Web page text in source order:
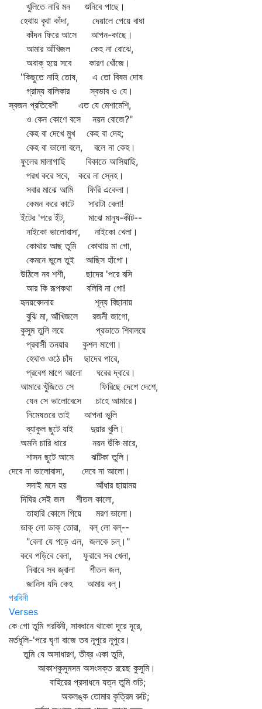
খুলিতে নারি মন শুনিবে পাছে।
হেথায় বৃথা কাঁদা, দেয়ালে পেয়ে বাধা
কাঁদন ফিরে আসে আপন-কাছে।
আমার আঁখিজল কেহ না বোঝে,
অবাক্‌ হয়ে সবে কারণ খোঁজে।
"কিছুতে নাহি তোষ, এ তো বিষম দোষ
গ্রাম্য বালিকার স্বভাব ও যে।
স্বজন প্রতিবেশী এত যে মেশামেশি,
ও কেন কোণে বসে নয়ন বোজে?"
কেহ বা দেখে মুখ কেহ বা দেহ;
কেহ বা ভালো বলে, বলে না কেহ।
ফুলের মালাগাছি বিকাতে আসিয়াছি,
পরখ করে সবে, করে না স্নেহ।
সবার মাঝে আমি ফিরি একেলা।
কেমন করে কাটে সারাটা বেলা!
ইঁটের 'পরে ইঁট, মাঝে মানুষ-কীট--
নাইকো ভালোবাসা, নাইকো খেলা।
কোথায় আছ তুমি কোথায় মা গো,
কেমনে ভুলে তুই আছিস হাঁগো।
উঠিলে নব শশী, ছাদের 'পরে বসি
আর কি রূপকথা বলিবি না গো!
হৃদয়বেদনায় শূন্য বিছানায়
বুঝি মা, আঁখিজলে রজনী জাগো,
কুসুম তুলি লয়ে প্রভাতে শিবালয়ে
প্রবাসী তনয়ার কুশল মাগো।
হেথাও ওঠে চাঁদ ছাদের পারে,
প্রবেশ মাগে আলো ঘরের দ্বারে।
আমারে খুঁজিতে সে ফিরিছে দেশে দেশে,
যেন সে ভালোবেসে চাহে আমারে।
নিমেষতরে তাই আপনা ভুলি
ব্যাকুল ছুটে যাই দুয়ার খুলি।
অমনি চারি ধারে নয়ন উঁকি মারে,
শাসন ছুটে আসে ঝটিকা তুলি।
দেবে না ভালোবাসা, দেবে না আলো।
সদাই মনে হয় আঁধার ছায়াময়
দিঘির সেই জল শীতল কালো,
তাহারি কোলে গিয়ে মরণ ভালো।
ডাক্‌ লো ডাক্‌ তোরা, বল্‌ লো বল্‌--
"বেলা যে পড়ে এল, জলকে চল্‌।"
কবে পড়িবে বেলা, ফুরাবে সব খেলা,
নিবাবে সব জ্বালা শীতল জল,
জানিস যদি কেহ আমায় বল্‌।
গরবিনী
Verses
কে গো তুমি গরবিনী, সাবধানে থাকো দূরে দূরে,
মর্তধূলি-'পরে ঘৃণা বাজে তব নূপুরে নূপুরে।
তুমি যে অসাধারণ, তীব্র একা তুমি,
আকাশকুসুমসম অসংসক্ত রয়েছ কুসুমি।
বাহিরের প্রসাধনে যত্ন তুমি শুচি;
অকলঙ্ক তোমার কৃত্রিম রুচি;